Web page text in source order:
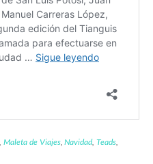
,Maleta de Viajes,Navidad,Teads